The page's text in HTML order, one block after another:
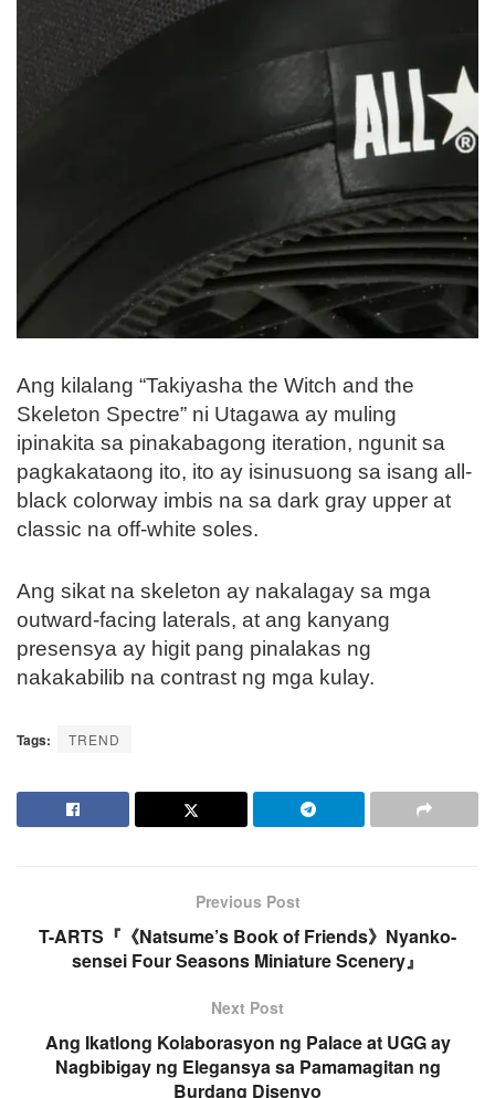
Ang kilalang “Takiyasha the Witch and the
Skeleton Spectre” ni Utagawa ay muling
ipinakita sa pinakabagong iteration, ngunit sa
pagkakataong ito, ito ay isinusuong sa isang all-
black colorway imbis na sa dark gray upper at
classic na off-white soles.
Ang sikat na skeleton ay nakalagay sa mga
outward-facing laterals, at ang kanyang
presensya ay higit pang pinalakas ng
nakakabilib na contrast ng mga kulay.
Tags: TREND
Previous Post
T-ARTS『《Natsume’s Book of Friends》Nyanko-
sensei Four Seasons Miniature Scenery』
Next Post
Ang Ikatlong Kolaborasyon ng Palace at UGG ay
Nagbibigay ng Elegansya sa Pamamagitan ng
Burdang Disenyo